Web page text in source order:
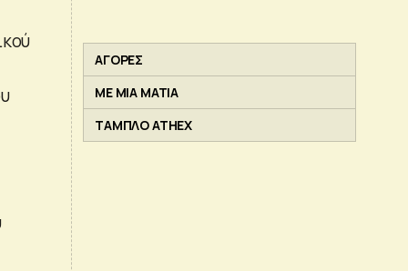
ΑΓΟΡΕΣ
ΜΕ ΜΙΑ ΜΑΤΙΑ
ΤΑΜΠΛΟ ATHEX